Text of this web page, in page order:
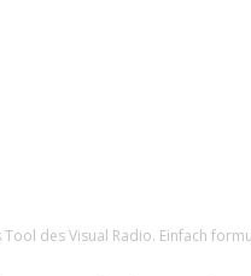
des Visual Radio. Einfach